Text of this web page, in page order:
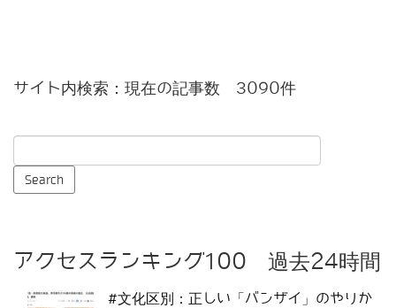
サイト内検索：現在の記事数 3090件
アクセスランキング100 過去24時間
#文化区別：正しい「バンザイ」のやりか